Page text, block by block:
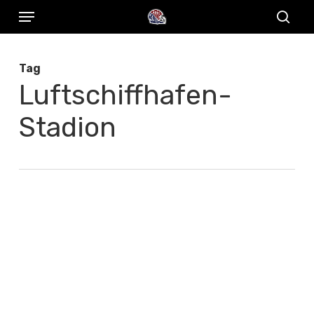
Skip
content
Menu
Tag
Luftschiffhafen-
Stadion